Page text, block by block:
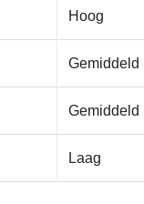
Hoog
Gemiddeld
Gemiddeld
Laag